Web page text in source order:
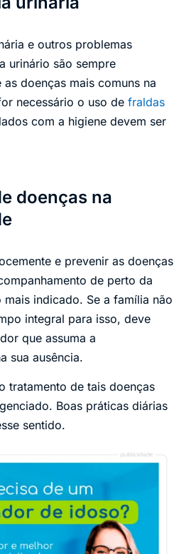
e outros problemas
urinário são sempre
doenças mais comuns na
necessário o uso de fraldas
com a higiene devem ser
doenças na
e prevenir as doenças
de perto da
indicado. Se a família não
integral para isso, deve
que assuma a
sua ausência.
tratamento de tais doenças
Boas práticas diárias
sentido.